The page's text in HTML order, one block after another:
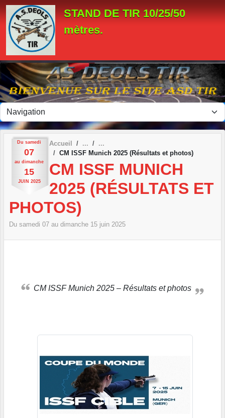
STAND DE TIR 10/25/50
mètres.
Du samedi
07
au dimanche
15
JUIN 2025
Accueil
CM ISSF Munich 2025 (Résultats et photos)
CM ISSF MUNICH
2025 (RÉSULTATS ET
PHOTOS)
Du samedi 07 au dimanche 15 juin 2025
CM ISSF Munich 2025 – Résultats et photos
Panneau de gestion des cookies